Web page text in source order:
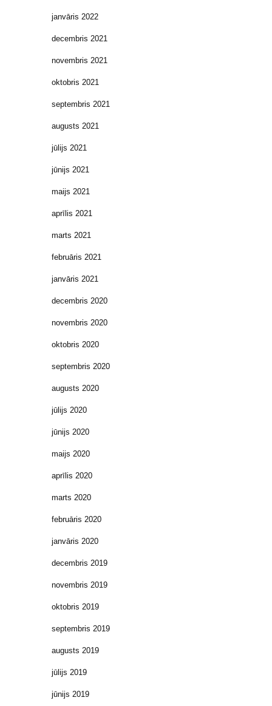
janvāris 2022
decembris 2021
novembris 2021
oktobris 2021
septembris 2021
augusts 2021
jūlijs 2021
jūnijs 2021
maijs 2021
aprīlis 2021
marts 2021
februāris 2021
janvāris 2021
decembris 2020
novembris 2020
oktobris 2020
septembris 2020
augusts 2020
jūlijs 2020
jūnijs 2020
maijs 2020
aprīlis 2020
marts 2020
februāris 2020
janvāris 2020
decembris 2019
novembris 2019
oktobris 2019
septembris 2019
augusts 2019
jūlijs 2019
jūnijs 2019